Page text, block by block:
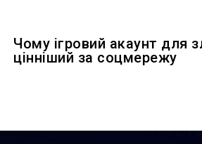
Чому ігровий акаунт для
цінніший за соцмережу